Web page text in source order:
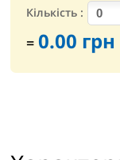
Кількість :
=0.00 грн